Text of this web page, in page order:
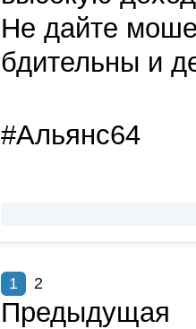
Не дайте
бдительны и
#Альянс64
1 2
Предыдущая